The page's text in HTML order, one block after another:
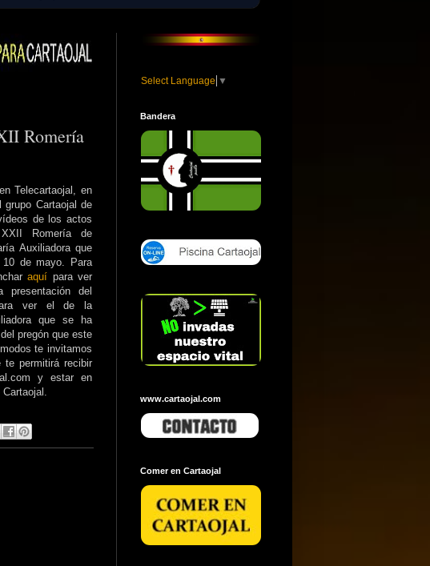
Romería
Telecartaojal, en
grupo Cartaojal de
de los actos
Romería de
Auxiliadora que
de mayo. Para
aquí para ver
del
ver el de la
que se ha
pregón que este
te invitamos
te permitirá recibir
y estar en
Select Language ▼
Bandera
www.cartaojal.com
Comer en Cartaojal